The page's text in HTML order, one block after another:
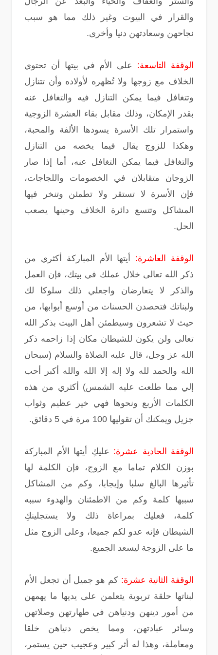
والقرار في البيوت وغير ذلك مما هو سبب
نجاحهن وسعادتهن دنيا وأخرى.
الوقفة التاسعة: على الأم في بيتها أن تحتوي
الخلاف مع زوجها ولا تُظهره لأولاده وأن تتنازل
وتتغافل فيما يمكن التنازل فيه والتغافل عنه
بقدر الإمكان، وذلك مقابل بقاء العشرة الزوجية
واستمرار تلك الأسرة يسودها الألفة والمحبة،
وهكذا للزوج يقال فيما يخصه من التنازل
والتغافل فيما يمكن التغافل عنه، أما إذا صار
الزوجان متقابلان في الخصومات واللجاجات،
فإن الأسرة لا تستقر ولا تطمئن وتنخر فيها
المشاكل وتتسع دائرة الخلاف وحينها يصعب
الحل.
الوقفة العاشرة: أيتها الأم المباركة أكثري من
ذكر الله تعالى خلال عملك في بيتك، فإن العمل
والذكر لا يتعارضان واجعلي ذلك سلوكا لك
ولبناتك فتحصدن الحسنات من أوسع أبوابها، من
حيث لا تشعرون وسيطمئن أهل البيت بذكر الله
تعالى ولن يكون للشيطان مكان إذا زاحمه ذكر
الله عز وجل، قال عليه الصلاة والسلام (سبحان
الله والحمد لله ولا إله إلا الله والله أكبر أحب
إلي مما طلعت عليه الشمس) أكثري من هذه
الكلمات الأربع ونحوها فهي خير عظيم وثواب
جزيل ويمكنك أن تقوليها 100 مرة في 5 دقائق.
الوقفة الحادية عشرة: عليكِ أيتها الأم المباركة
بوزن الكلام تماما مع الزوج، فإن الكلمة لها
تأثيرها البالغ سلبا وإيجابا، وكم من المشاكل
سببها كلمة وكم من الاطمئنان والهدوء سببه
كلمة، فعليك بمراعاة ذلك ولا يستجلينكِ
الشيطان فإنه عدو لكم جميعا، وعلى الزوج مثل
ما على الزوجة ليسعد الجميع.
الوقفة الثانية عشرة:كم هو جميل أن تجعل الأم
لبناتها حلقة تربوية يتعلمن على يديها ما يهمهن
من أمور دينهن ودنياهن في طهارتهن وصلاتهن
وسائر عبادتهن، ومما يخص دنياهن خلقا
ومعاملة، وهذا له أثر كبير وعجيب حين يستمر،